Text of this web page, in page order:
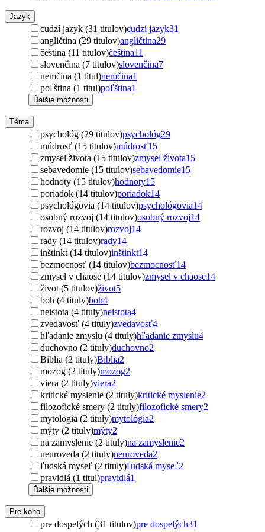
Jazyk
cudzí jazyk (31 titulov)cudzí jazyk31
angličtina (29 titulov)angličtina29
čeština (11 titulov)čeština11
slovenčina (7 titulov)slovenčina7
nemčina (1 titul)nemčina1
poľština (1 titul)poľština1
Ďalšie možnosti
Téma
psychológ (29 titulov)psychológ29
múdrosť (15 titulov)múdrosť15
zmysel života (15 titulov)zmysel života15
sebavedomie (15 titulov)sebavedomie15
hodnoty (15 titulov)hodnoty15
poriadok (14 titulov)poriadok14
psychológovia (14 titulov)psychológovia14
osobný rozvoj (14 titulov)osobný rozvoj14
rozvoj (14 titulov)rozvoj14
rady (14 titulov)rady14
inštinkt (14 titulov)inštinkt14
bezmocnosť (14 titulov)bezmocnosť14
zmysel v chaose (14 titulov)zmysel v chaose14
život (5 titulov)život5
boh (4 tituly)boh4
neistota (4 tituly)neistota4
zvedavosť (4 tituly)zvedavosť4
hľadanie zmyslu (4 tituly)hľadanie zmyslu4
duchovno (2 tituly)duchovno2
Biblia (2 tituly)Biblia2
mozog (2 tituly)mozog2
viera (2 tituly)viera2
kritické myslenie (2 tituly)kritické myslenie2
filozofické smery (2 tituly)filozofické smery2
mytológia (2 tituly)mytológia2
mýty (2 tituly)mýty2
na zamyslenie (2 tituly)na zamyslenie2
neuroveda (2 tituly)neuroveda2
ľudská myseľ (2 tituly)ľudská myseľ2
pravidlá (1 titul)pravidlá1
Ďalšie možnosti
Pre koho
pre dospelých (31 titulov)pre dospelých31